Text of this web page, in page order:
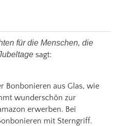
für die Menschen, die
sagt:
Bonbonieren aus Glas, wie
wunderschön zur
erwerben. Bei
mit Sterngriff.